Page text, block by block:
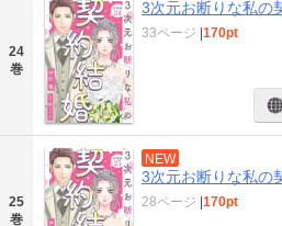
24
巻
3次元お断りな私の
33ページ 170pt
25
巻
NEW
3次元お断りな私の
28ページ |170pt